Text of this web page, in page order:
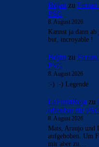
Bojan zu Ferran
PSG
8. August 2026
Kannst ja dann
but, incroyable !
Bojan zu Ferran
PSG
8. August 2026
:-) :-) Legende
LaFuriaRoja zu
offenbar für
8. August 2026
Mats, Araujo und
aufgehoben. Um
mir aber zu…